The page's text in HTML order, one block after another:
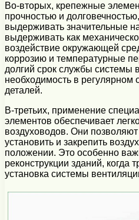
Во-вторых, крепежные
прочностью и
выдерживать значительные
выдерживать как
воздействие окружающей
коррозию и температурные
долгий срок службы системы
необходимость в регулярном
деталей.
В-третьих, применение
элементов обеспечивает
воздуховодов. Они
установить и закрепить
положении. Это особенно
реконструкции зданий, когда
установка системы